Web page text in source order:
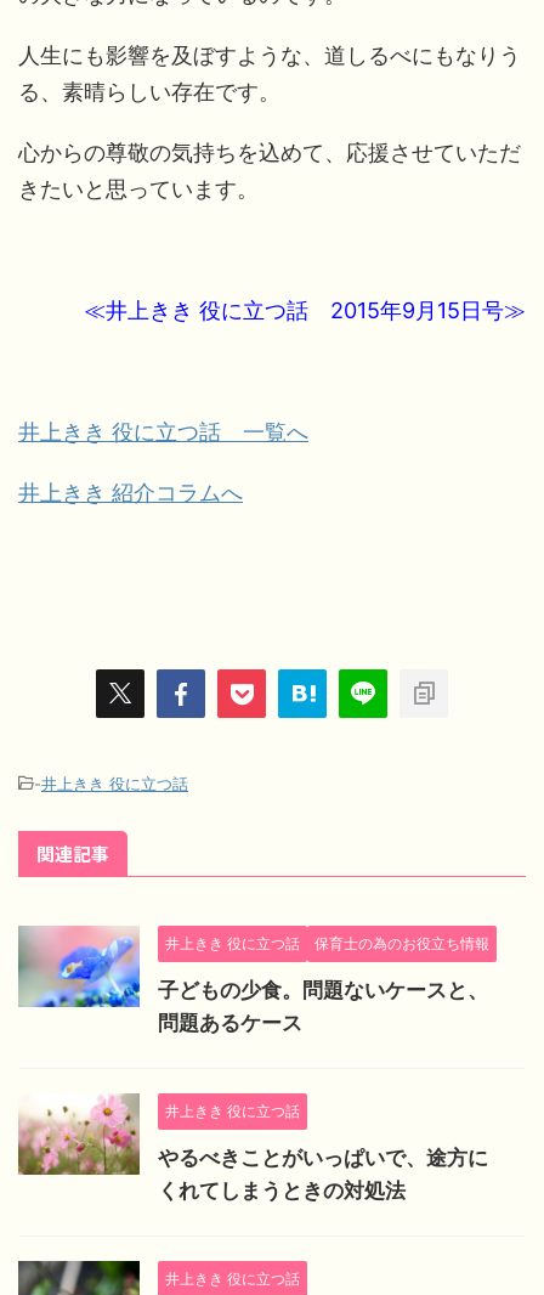
人生にも影響を及ぼすような、道しるべにもなりう
る、素晴らしい存在です。
心からの尊敬の気持ちを込めて、応援させていただ
きたいと思っています。
≪井上きき 役に立つ話 2015年9月15日号≫
井上きき 役に立つ話 一覧へ
井上きき 紹介コラムへ
-井上きき 役に立つ話
関連記事
井上きき 役に立つ話 保育士の為のお役立ち情報
子どもの少食。問題ないケースと、
問題あるケース
井上きき 役に立つ話
やるべきことがいっぱいで、途方に
くれてしまうときの対処法
井上きき 役に立つ話